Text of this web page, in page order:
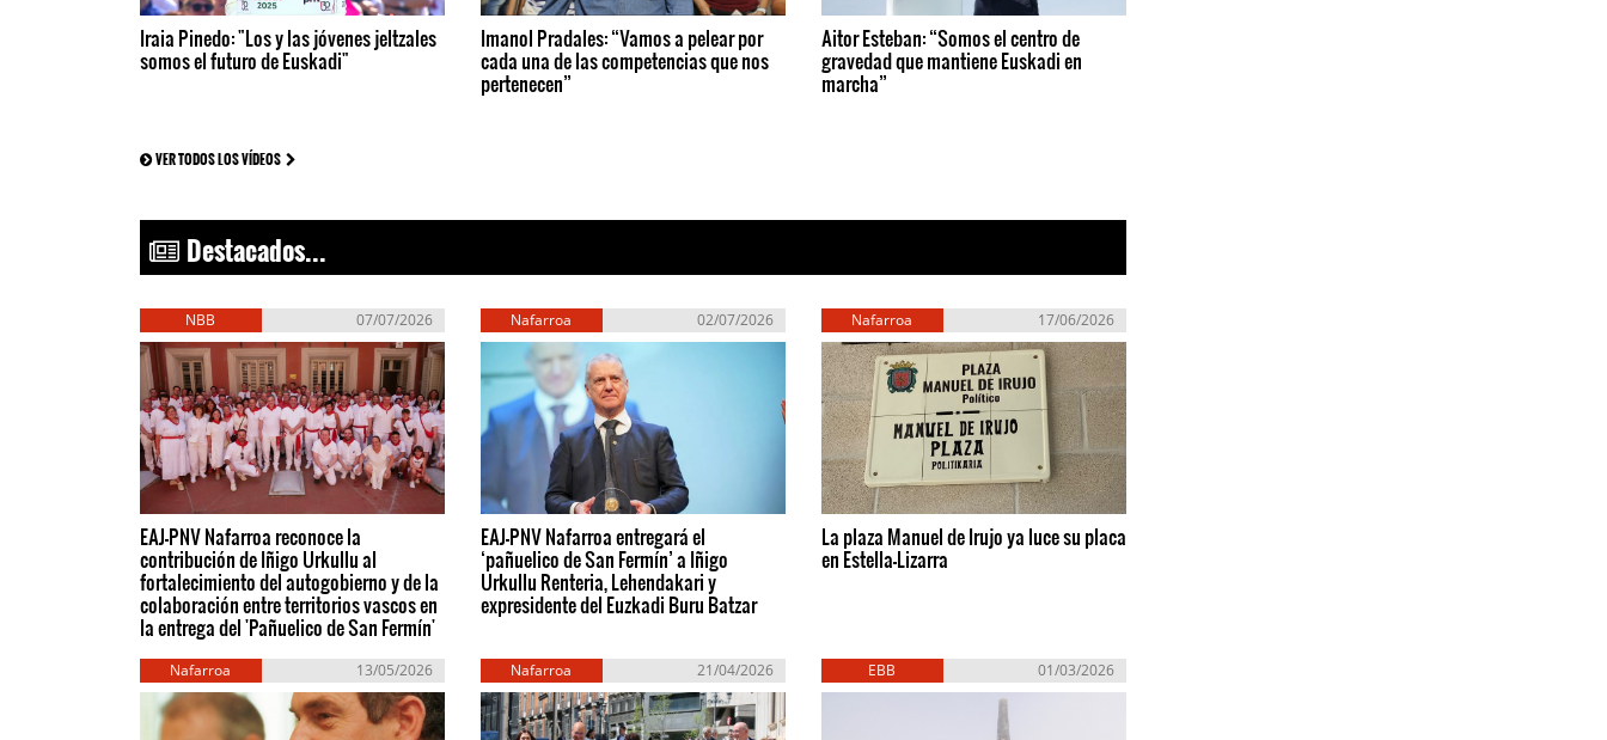
Iraia Pinedo: "Los y las jóvenes jeltzales
somos el futuro de Euskadi"
Imanol Pradales: “Vamos a pelear por
cada una de las competencias que nos
pertenecen”
Aitor Esteban: “Somos el centro de
gravedad que mantiene Euskadi en
marcha”
VER TODOS LOS VÍDEOS
Destacados...
NBB 07/07/2026
EAJ-PNV Nafarroa reconoce la
contribución de Iñigo Urkullu al
fortalecimiento del autogobierno y de la
colaboración entre territorios vascos en
la entrega del 'Pañuelico de San Fermín'
Nafarroa 02/07/2026
EAJ-PNV Nafarroa entregará el
‘pañuelico de San Fermín’ a Iñigo
Urkullu Renteria, Lehendakari y
expresidente del Euzkadi Buru Batzar
Nafarroa 17/06/2026
La plaza Manuel de Irujo ya luce su placa
en Estella-Lizarra
Nafarroa 13/05/2026 Nafarroa 21/04/2026 EBB 01/03/2026